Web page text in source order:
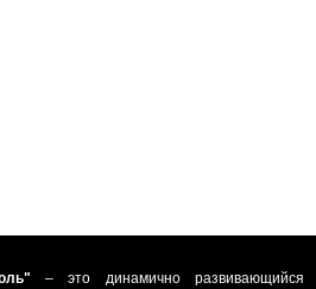
– это динамично развивающийся